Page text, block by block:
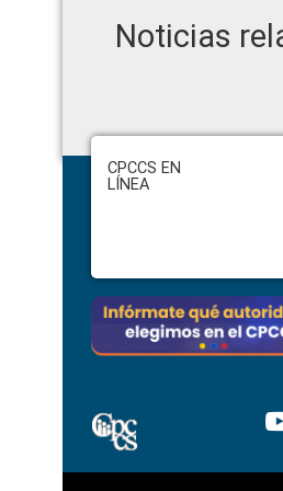
Noticias
Footer
CPCCS EN
LÍNEA